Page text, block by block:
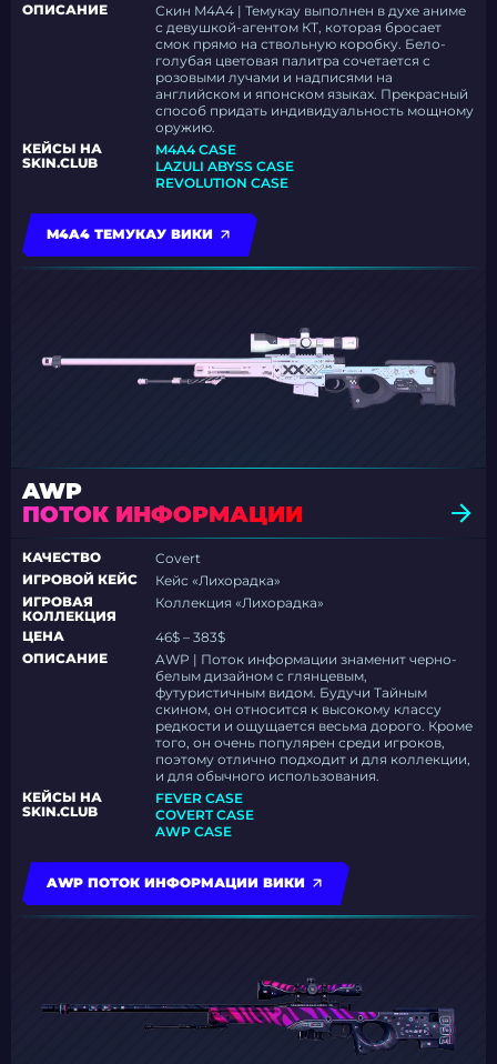
ОПИСАНИЕ
Скин M4A4 | Темукау выполнен в духе аниме
с девушкой-агентом КТ, которая бросает
смок прямо на ствольную коробку. Бело-
голубая цветовая палитра сочетается с
розовыми лучами и надписями на
английском и японском языках. Прекрасный
способ придать индивидуальность мощному
оружию.
КЕЙСЫ НА
SKIN.CLUB
M4A4 CASE
LAZULI ABYSS CASE
REVOLUTION CASE
M4A4 ТЕМУКАУ ВИКИ
AWP
ПОТОК ИНФОРМАЦИИ
КАЧЕСТВО
Covert
ИГРОВОЙ КЕЙС
Кейс «Лихорадка»
ИГРОВАЯ
КОЛЛЕКЦИЯ
Коллекция «Лихорадка»
ЦЕНА
46$ – 383$
ОПИСАНИЕ
AWP | Поток информации знаменит черно-
белым дизайном с глянцевым,
футуристичным видом. Будучи Тайным
скином, он относится к высокому классу
редкости и ощущается весьма дорого. Кроме
того, он очень популярен среди игроков,
поэтому отлично подходит и для коллекции,
и для обычного использования.
КЕЙСЫ НА
SKIN.CLUB
FEVER CASE
COVERT CASE
AWP CASE
AWP ПОТОК ИНФОРМАЦИИ ВИКИ